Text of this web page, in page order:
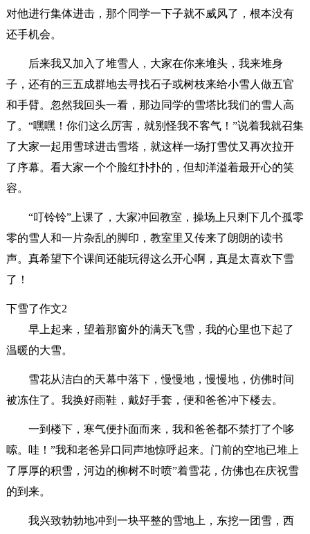
对他进行集体进击，那个同学一下子就不威风了，根本没有
还手机会。
后来我又加入了堆雪人，大家在你来堆头，我来堆身
子，还有的三五成群地去寻找石子或树枝来给小雪人做五官
和手臂。忽然我回头一看，那边同学的雪塔比我们的雪人高
了。“嘿嘿！你们这么厉害，就别怪我不客气！”说着我就召集
了大家一起用雪球进击雪塔，就这样一场打雪仗又再次拉开
了序幕。看大家一个个脸红扑扑的，但却洋溢着最开心的笑
容。
“叮铃铃”上课了，大家冲回教室，操场上只剩下几个孤零
零的雪人和一片杂乱的脚印，教室里又传来了朗朗的读书
声。真希望下个课间还能玩得这么开心啊，真是太喜欢下雪
了！
下雪了作文2
早上起来，望着那窗外的满天飞雪，我的心里也下起了
温暖的大雪。
雪花从洁白的天幕中落下，慢慢地，慢慢地，仿佛时间
被冻住了。我换好雨鞋，戴好手套，便和爸爸冲下楼去。
一到楼下，寒气便扑面而来，我和爸爸都不禁打了个哆
嗦。哇！”我和老爸异口同声地惊呼起来。门前的空地已堆上
了厚厚的积雪，河边的柳树不时喷”着雪花，仿佛也在庆祝雪
的到来。
我兴致勃勃地冲到一块平整的雪地上，东挖一团雪，西